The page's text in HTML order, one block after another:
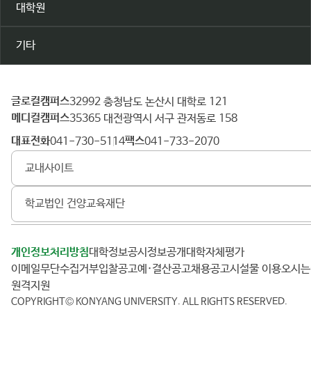
대학원
기타
건
양
대
학
글로컬캠퍼스 32992 충청남도 논산시 대학로 121
메디컬캠퍼스 35365 대전광역시 서구 관저동로 158
대표전화 041-730-5114 팩스 041-733-2070
교내사이트
학교법인 건양교육재단
개인정보처리방침 대학정보공시 정보공개
대학자체평가
이메일무단수집거부
입찰공고 예·결산공고 채용공고 시설물 이용
오시
원격지원
COPYRIGHT© KONYANG UNIVERSITY. ALL RIGHTS RESERVED.